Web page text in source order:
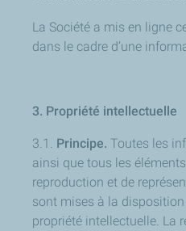
La Société a mis en ligne
dans le cadre d’une
3. Propriété intellectuelle
3.1. Principe. Toutes les
ainsi que tous les
reproduction et de
sont mises à la
propriété intellectuelle. La